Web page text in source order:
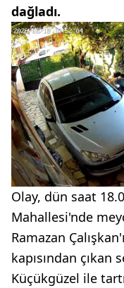
dağladı.
Olay, dün saat
Mahallesi'nde
Ramazan
kapısından
Küçükgüzel ile